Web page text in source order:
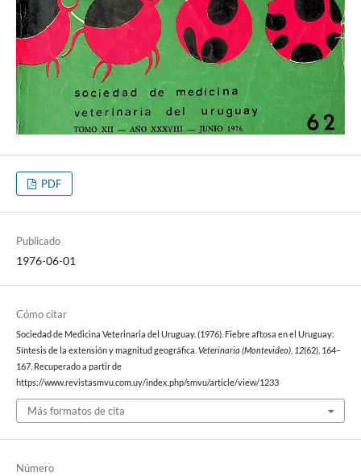
PDF
Publicado
1976-06-01
Cómo citar
Sociedad de Medicina Veterinaria del Uruguay. (1976). Fiebre aftosa en el Uruguay:
Síntesis de la extensión y magnitud geográfica. Veterinaria (Montevideo), 12(62), 164–
167. Recuperado a partir de
https://www.revistasmvu.com.uy/index.php/smvu/article/view/1233
Más formatos de cita
Número